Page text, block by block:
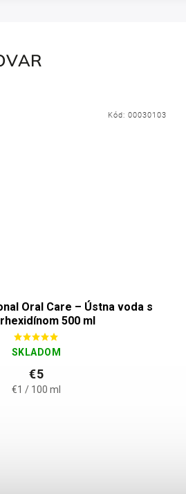
Oral Care – Ústna voda s
500 ml
SKLADOM
€5
€1 / 100 ml
Kód: 00030103